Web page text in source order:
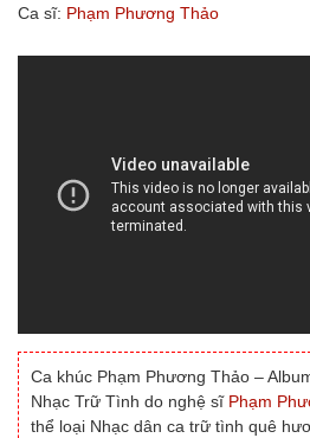
Ca sĩ: Phạm Phương Thảo
Ca khúc Phạm Phương Thảo –
Nhạc Trữ Tình do nghệ sĩ Phạm
thể loại Nhạc dân ca trữ tình quê